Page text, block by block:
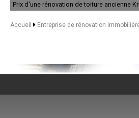
Prix d'une rénovation de toiture ancienne
Accueil Entreprise de rénovation